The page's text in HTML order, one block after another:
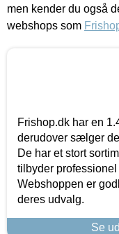
men kender du også
webshops som
Frishop.dk har en
derudover sælger
De har et stort
tilbyder
Webshoppen er
deres udvalg.
Se